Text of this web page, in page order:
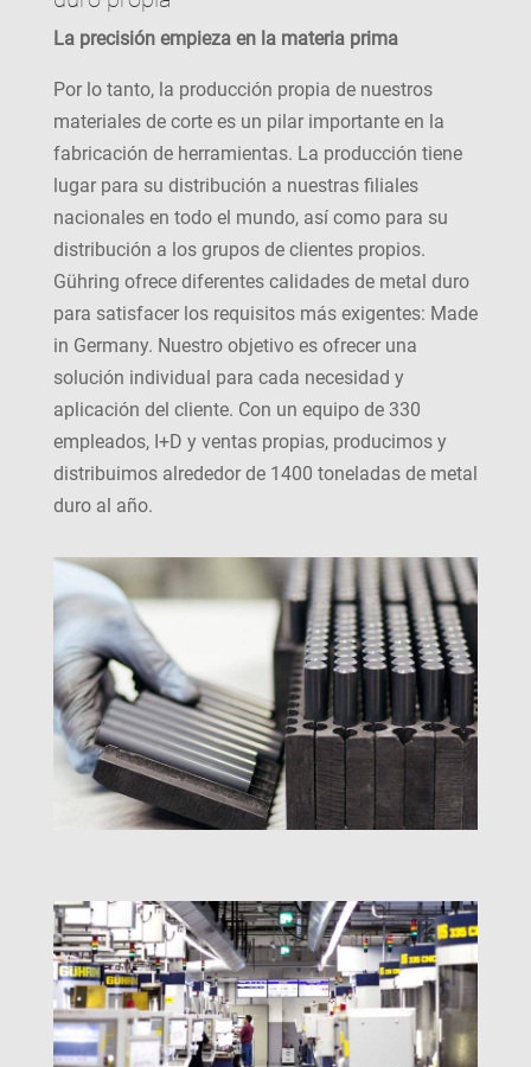
La precisión empieza en la materia prima
Por lo tanto, la producción propia de nuestros
materiales de corte es un pilar importante en la
fabricación de herramientas. La producción tiene
lugar para su distribución a nuestras filiales
nacionales en todo el mundo, así como para su
distribución a los grupos de clientes propios.
Gühring ofrece diferentes calidades de metal duro
para satisfacer los requisitos más exigentes: Made
in Germany. Nuestro objetivo es ofrecer una
solución individual para cada necesidad y
aplicación del cliente. Con un equipo de 330
empleados, I+D y ventas propias, producimos y
distribuimos alrededor de 1400 toneladas de metal
duro al año.